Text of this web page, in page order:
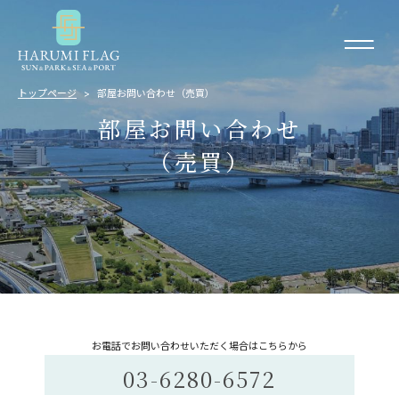
トップページ 部屋お問い合わせ（売買）
部屋お問い合わせ
（売買）
お電話でお問い合わせいただく場合はこちらから
03-6280-6572